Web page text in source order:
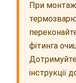
При
фітинга
інструкції